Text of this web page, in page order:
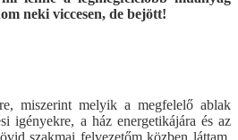
neki viccesen, de bejött!
miszerint melyik a megfelelő ablak
igényekre, a ház energetikájára és az